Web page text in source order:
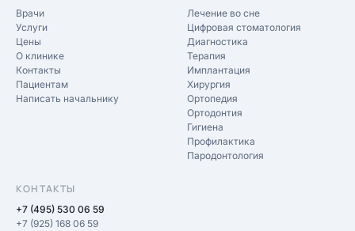
Врачи
Услуги
Цены
О клинике
Контакты
Пациентам
Написать начальнику
Лечение во сне
Цифровая стоматология
Диагностика
Терапия
Имплантация
Хирургия
Ортопедия
Ортодонтия
Гигиена
Профилактика
Пародонтология
КОНТАКТЫ
+7 (495) 530 06 59
+7 (925) 168 06 59